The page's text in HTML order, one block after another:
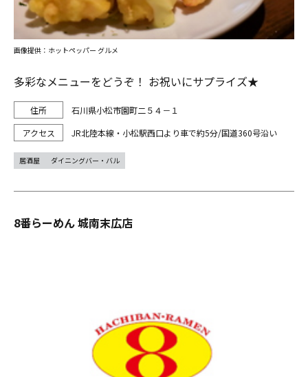
多彩なメニューをどうぞ！ お祝いにサプライズ★
石川県小松市園町二５４－１
JR北陸本線・小松駅西口より車で約5分/国道360号沿い
画像提供：ホットペッパー グルメ
居酒屋 ダイニングバー・バル
8番らーめん 城南末広店